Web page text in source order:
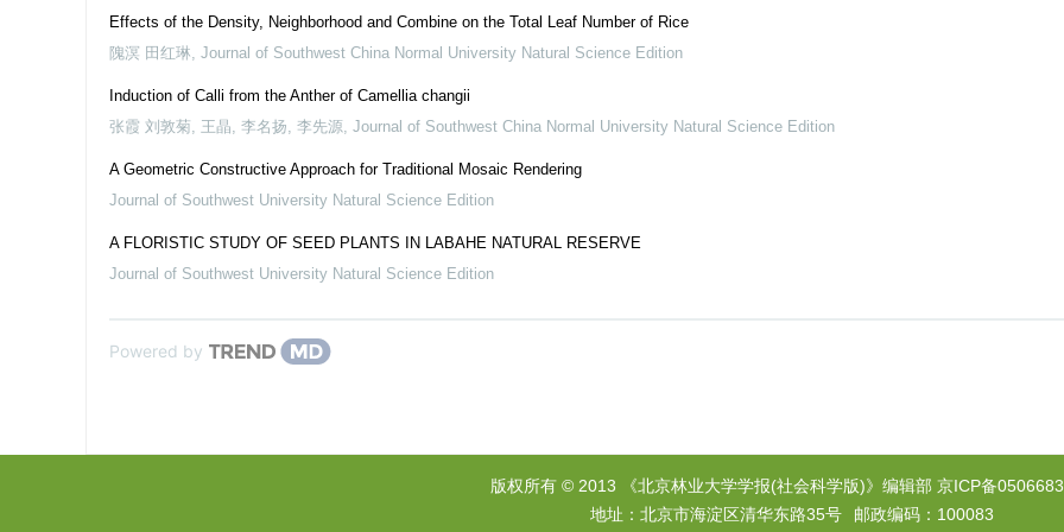
Effects of the Density, Neighborhood and Combine on the Total Leaf Number of Rice
隗溟 田红琳, Journal of Southwest China Normal University Natural Science Edition
Induction of Calli from the Anther of Camellia changii
张霞 刘敦菊, 王晶, 李名扬, 李先源, Journal of Southwest China Normal University Natural Science Edition
A Geometric Constructive Approach for Traditional Mosaic Rendering
Journal of Southwest University Natural Science Edition
A FLORISTIC STUDY OF SEED PLANTS IN LABAHE NATURAL RESERVE
Journal of Southwest University Natural Science Edition
Powered by
版权所有 © 2013 《北京林业大学学报(社会科学版)》编辑部 京ICP备
地址：北京市海淀区清华东路35号
邮政编码：100083